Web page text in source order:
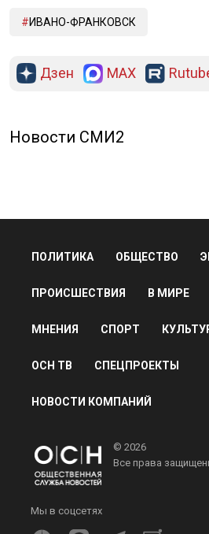
ИВАНО-ФРАНКОВСК
Дзен MAX
Новости СМИ2
ПОЛИТИКА ОБЩЕСТВО
ПРОИСШЕСТВИЯ В МИРЕ
МНЕНИЯ СПОРТ
ОСН ТВ СПЕЦПРОЕКТЫ
НОВОСТИ КОМПАНИЙ
© 2026
Все права
Мы в соцсетях